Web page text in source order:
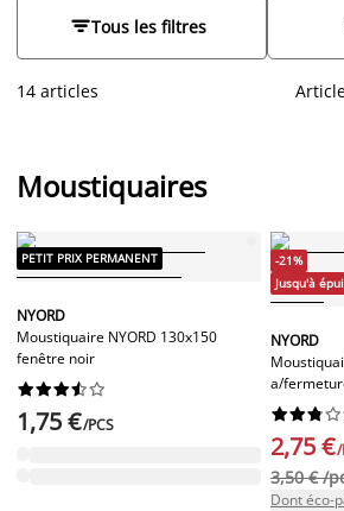
maison. Que ce soit pour vos fenêtres,
Tous les filtres
14 articles
Moustiquaires
PETIT PRIX PERMANENT
NYORD
Moustiquaire NYORD 130x150
fenêtre noir






1,75 €/PCS
-21%
Jusqu'à
NYORD
a/





2,75 €/
3,50 € /
Dont éco-